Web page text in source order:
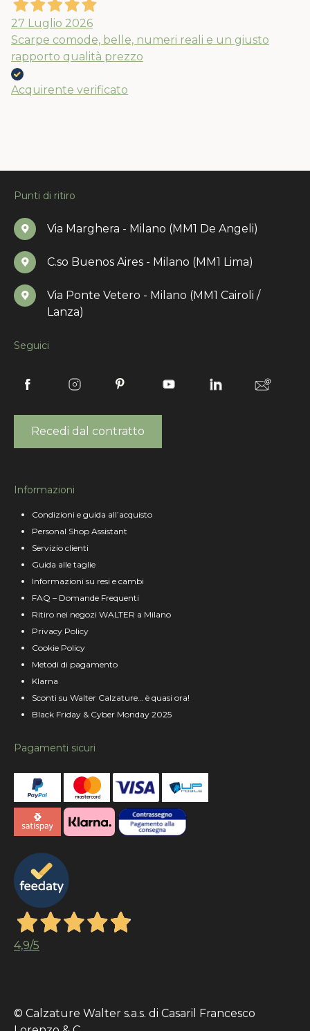
27 Luglio 2026
Scarpe comode, belle, numeri reali e un giusto
rapporto qualità prezzo
Acquirente verificato
Punti di ritiro
Via Marghera - Milano (MM1 De Angeli)
C.so Buenos Aires - Milano (MM1 Lima)
Via Ponte Vetero - Milano (MM1 Cairoli /
Lanza)
Seguici
Recedi dal contratto
Informazioni
Condizioni e guida all’acquisto
Personal Shop Assistant
Servizio clienti
Guida alle taglie
Informazioni su resi e cambi
FAQ – Domande Frequenti
Ritiro nei negozi WALTER a Milano
Privacy Policy
Cookie Policy
Metodi di pagamento
Klarna
Sconti su Walter Calzature… è quasi ora!
Black Friday & Cyber Monday 2025
Pagamenti sicuri
4,9/5
© Calzature Walter s.a.s. di Casaril Francesco